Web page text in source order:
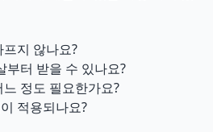
지 않나요?
부터 받을 수 있나요?
정도 필요한가요?
적용되나요?